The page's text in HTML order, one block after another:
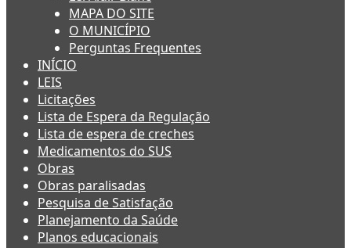
MAPA DO SITE
O MUNICÍPIO
Perguntas Frequentes
INÍCIO
LEIS
Licitações
Lista de Espera da Regulação
Lista de espera de creches
Medicamentos do SUS
Obras
Obras paralisadas
Pesquisa de Satisfação
Planejamento da Saúde
Planos educacionais